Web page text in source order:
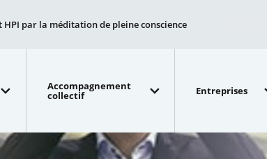
par la méditation de pleine conscience
Accompagnement
collectif Entreprises